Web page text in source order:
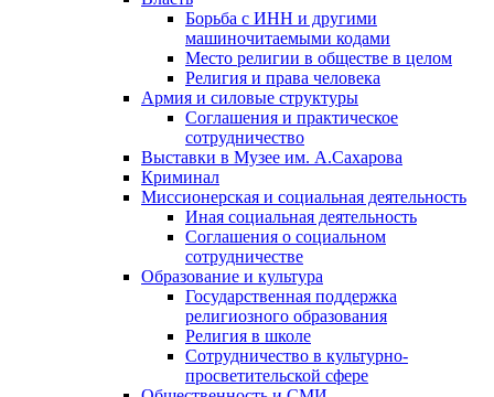
Борьба с ИНН и другими
машиночитаемыми кодами
Место религии в обществе в целом
Религия и права человека
Армия и силовые структуры
Соглашения и практическое
сотрудничество
Выставки в Музее им. А.Сахарова
Криминал
Миссионерская и социальная деятельность
Иная социальная деятельность
Соглашения о социальном
сотрудничестве
Образование и культура
Государственная поддержка
религиозного образования
Религия в школе
Сотрудничество в культурно-
просветительской сфере